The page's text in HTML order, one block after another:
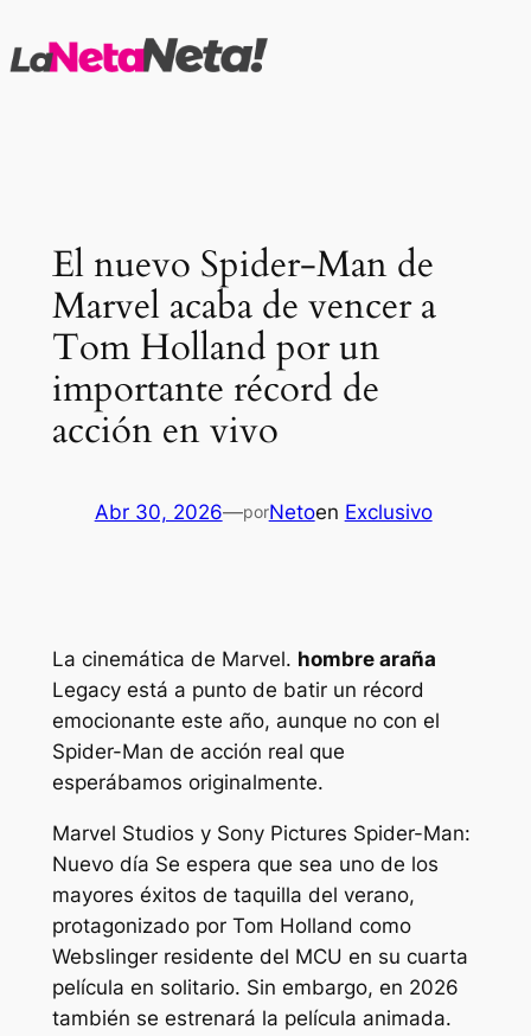
al
El nuevo Spider-Man de
Marvel acaba de vencer a
Tom Holland por un
importante récord de
acción en vivo
Abr 30, 2026—porNetoen Exclusivo
La cinemática de Marvel. hombre araña
Legacy está a punto de batir un récord
emocionante este año, aunque no con el
Spider-Man de acción real que
esperábamos originalmente.
Marvel Studios y Sony Pictures Spider-Man:
Nuevo día Se espera que sea uno de los
mayores éxitos de taquilla del verano,
protagonizado por Tom Holland como
Webslinger residente del MCU en su cuarta
película en solitario. Sin embargo, en 2026
también se estrenará la película animada.